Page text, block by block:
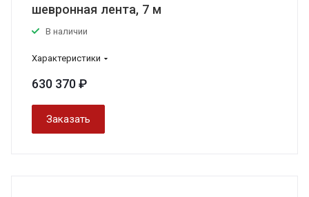
шевронная лента, 7 м
В наличии
Характеристики
630 370 ₽
Заказать